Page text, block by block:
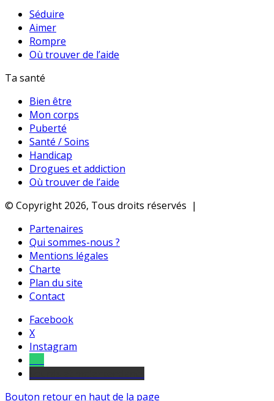
Séduire
Aimer
Rompre
Où trouver de l’aide
Ta santé
Bien être
Mon corps
Puberté
Santé / Soins
Handicap
Drogues et addiction
Où trouver de l’aide
© Copyright 2026, Tous droits réservés |
Partenaires
Qui sommes-nous ?
Mentions légales
Charte
Plan du site
Contact
Facebook
X
Instagram
Bouton retour en haut de la page